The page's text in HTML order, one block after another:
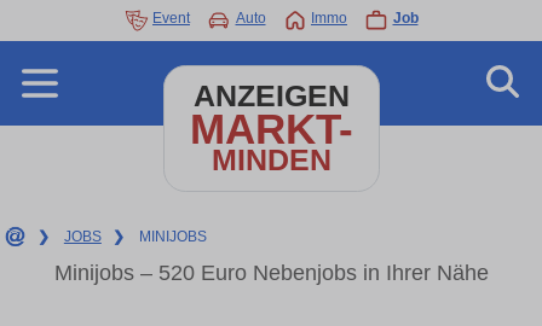
Event Auto Immo Job
ANZEIGEN
MARKT-
MINDEN
❯ JOBS ❯ MINIJOBS
Minijobs – 520 Euro Nebenjobs in Ihrer Nähe